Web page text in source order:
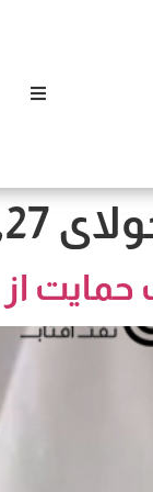
27, 2025
حمایت